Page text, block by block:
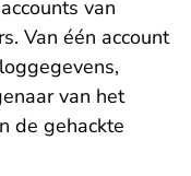
van
Van één account
van het
de gehackte